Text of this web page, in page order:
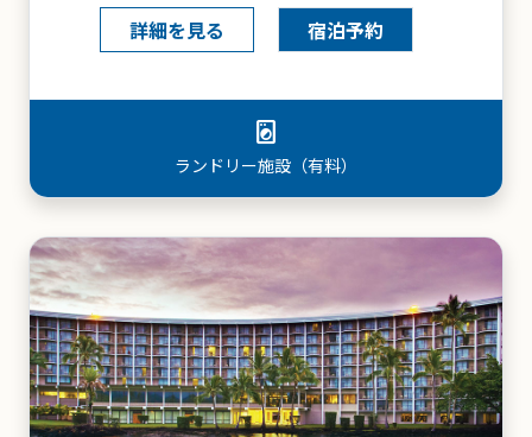
詳細を見る 宿泊予約
pool
プール